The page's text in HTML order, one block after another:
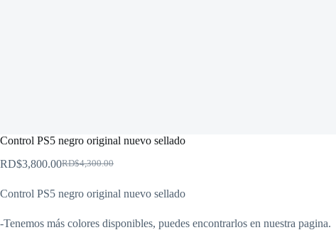
Control PS5 negro original nuevo sellado
RD$4,300.00
El
original
RD$4,300.00.
RD$3,800.00El
actual
RD$3,800.00.
Control PS5 negro original nuevo sellado
-Tenemos más colores disponibles, puedes encontrarlos en nuestra pagina.